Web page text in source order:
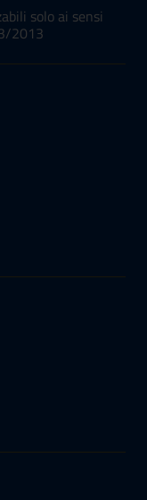
solo ai sensi
2013